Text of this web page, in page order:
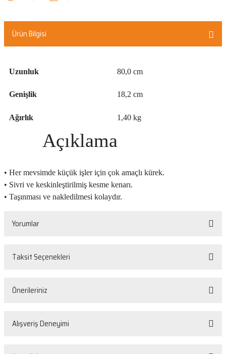
Ürün Bilgisi
Uzunluk 80,0 cm
Genişlik 18,2 cm
Ağırlık 1,40 kg
Açıklama
• Her mevsimde küçük işler için çok amaçlı kürek.
• Sivri ve keskinleştirilmiş kesme kenarı.
• Taşınması ve nakledilmesi kolaydır.
Yorumlar
Taksit Seçenekleri
Önerileriniz
Bu ürünün fiyat bilgisi, resim, ürün açıklamalarında ve diğer konularda
Alışveriş Deneyimi